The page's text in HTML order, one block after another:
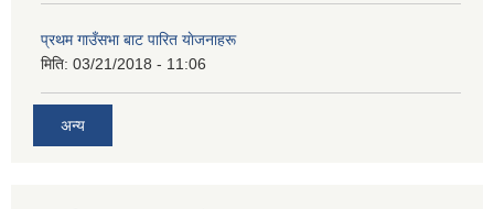
प्रथम गाउँसभा बाट पारित याेजनाहरू
मिति: 03/21/2018 - 11:06
अन्य